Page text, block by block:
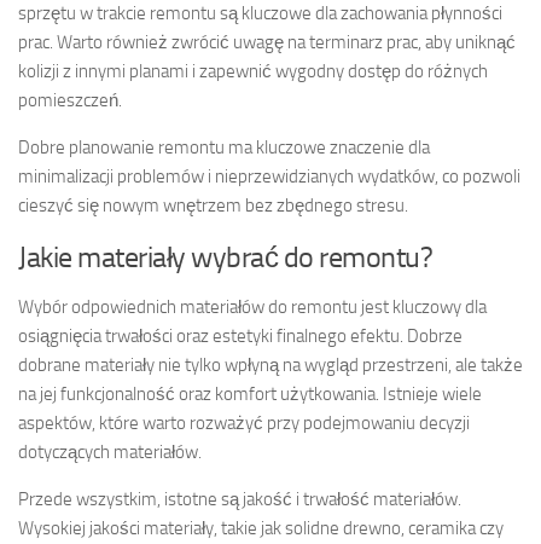
sprzętu w trakcie remontu są kluczowe dla zachowania płynności
prac. Warto również zwrócić uwagę na terminarz prac, aby uniknąć
kolizji z innymi planami i zapewnić wygodny dostęp do różnych
pomieszczeń.
Dobre planowanie remontu ma kluczowe znaczenie dla
minimalizacji problemów i nieprzewidzianych wydatków, co pozwoli
cieszyć się nowym wnętrzem bez zbędnego stresu.
Jakie materiały wybrać do remontu?
Wybór odpowiednich materiałów do remontu jest kluczowy dla
osiągnięcia trwałości oraz estetyki finalnego efektu. Dobrze
dobrane materiały nie tylko wpłyną na wygląd przestrzeni, ale także
na jej funkcjonalność oraz komfort użytkowania. Istnieje wiele
aspektów, które warto rozważyć przy podejmowaniu decyzji
dotyczących materiałów.
Przede wszystkim, istotne są jakość i trwałość materiałów.
Wysokiej jakości materiały, takie jak solidne drewno, ceramika czy